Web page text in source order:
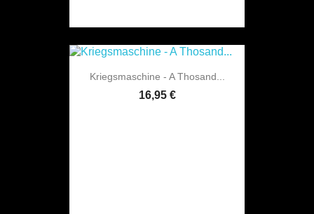
Kriegsmaschine - A Thosand...
16,95 €